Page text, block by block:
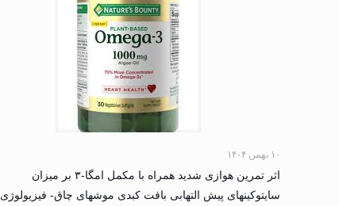
۱۰ بهمن ۱۴۰۴
اثر تمرین هوازی شدید همراه با مکمل امگا-۳ بر میزان
سایتوکینهای پیش التهابی بافت کبدی موشهای چاق- فیزیولوژی